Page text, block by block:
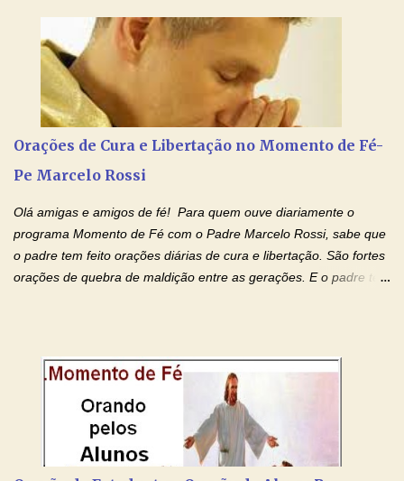
aos nossos pais. Hoje nossas orações serão focadas nos pais
que não se encontram bem de saúde, OS PAIS ENFERMOS!
Amados, durante toda esta semana vamos orar pelos nossos
pais. Vamos dedicar um dia para os pais mais idosos, pais que
estão doentes, pais que estão longe dos filhos, pais que já são
falecidos, pais que tem problemas com vícios, enfim, vamos orar
Orações de Cura e Libertação no Momento de Fé-
Pe Marcelo Rossi
Olá amigas e amigos de fé! Para quem ouve diariamente o
programa Momento de Fé com o Padre Marcelo Rossi, sabe que
o padre tem feito orações diárias de cura e libertação. São fortes
orações de quebra de maldição entre as gerações. E o padre tem
por estas valiosas orações. Tenham um lindo fim de semana na
paz de Jesus Cristo e no amor de Maria Santíssima. Adriana-
Devoção e Fé Clique para acessar: Facebook Padre Marcelo
Rossi Site Padre Marcelo Rossi (para ouvir o Momento de Fé)
Tocai, Cura! E Restaura! "Jesus, no poder de Seu Nome, peço